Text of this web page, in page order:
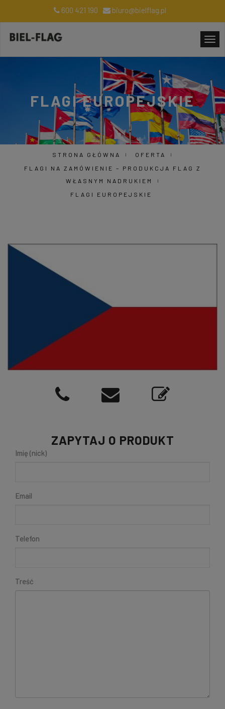
600 421 190 biuro@bielflag.pl
FLAGI EUROPEJSKIE
STRONA GŁÓWNA
OFERTA
FLAGI NA ZAMÓWIENIE – PRODUKCJA FLAG Z
WŁASNYM NADRUKIEM
FLAGI EUROPEJSKIE
ZAPYTAJ O PRODUKT
Imię (nick)
Email
Telefon
Treść